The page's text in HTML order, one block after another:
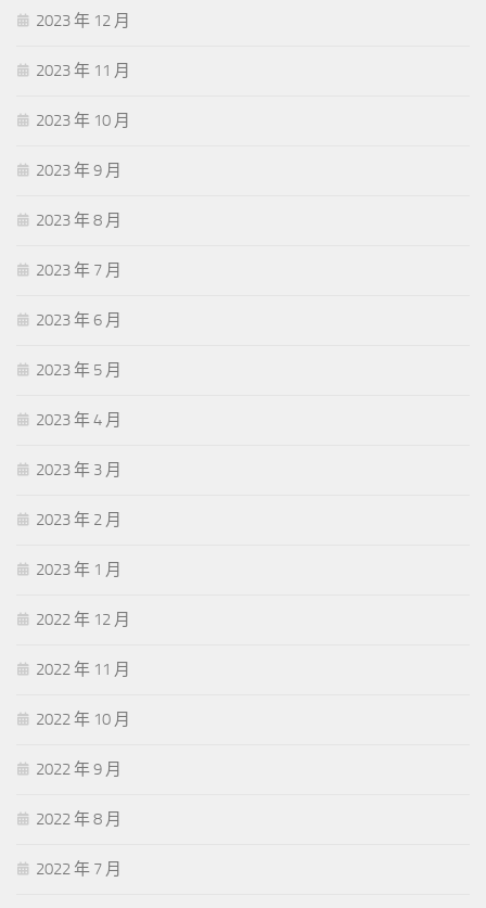
2023 年 12 月
2023 年 11 月
2023 年 10 月
2023 年 9 月
2023 年 8 月
2023 年 7 月
2023 年 6 月
2023 年 5 月
2023 年 4 月
2023 年 3 月
2023 年 2 月
2023 年 1 月
2022 年 12 月
2022 年 11 月
2022 年 10 月
2022 年 9 月
2022 年 8 月
2022 年 7 月